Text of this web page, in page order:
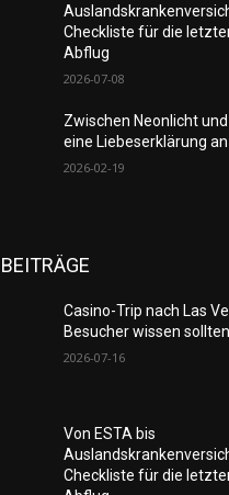
Checkliste für die
Abflug
2026-07-08
Zwischen Neonlicht
eine Liebeserklärung
2026-02-19
Casino-Trip nach Las
Besucher wissen sollten
2026-07-16
Von ESTA bis
Checkliste für die